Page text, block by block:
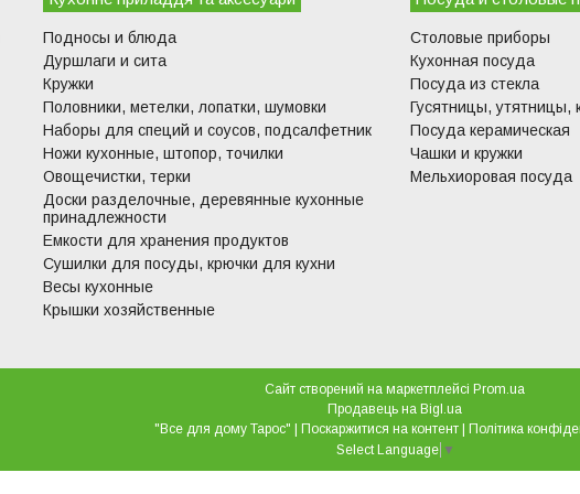
Подносы и блюда
Дуршлаги и сита
Кружки
Половники, метелки, лопатки, шумовки
Наборы для специй и соусов, подсалфетник
Ножи кухонные, штопор, точилки
Овощечистки, терки
Доски разделочные, деревянные кухонные
принадлежности
Емкости для хранения продуктов
Сушилки для посуды, крючки для кухни
Весы кухонные
Крышки хозяйственные
Столовые приборы
Кухонная посуда
Посуда из стекла
Гусятницы, утятницы,
Посуда керамическая
Чашки и кружки
Мельхиоровая посуда
Сайт створений на маркетплейсі Prom.ua
Продавець на Bigl.ua
Поскаржитися на контент
Політика
Select Language ▼